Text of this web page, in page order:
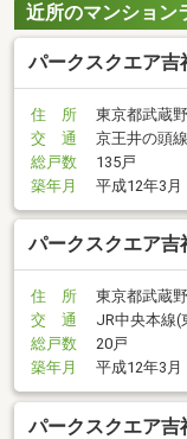
近所のマンション
パークスクエア吉
住 所
東京都武蔵
交 通
京王井の頭
総戸数
135戸
築年月
平成12年3月
パークスクエア吉
住 所
東京都武蔵
交 通
JR中央本線(
総戸数
20戸
築年月
平成12年3月
パークスクエア吉